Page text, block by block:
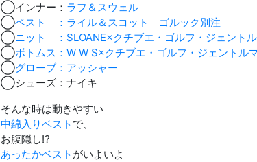
◯インナー： ラフ＆スウェル
◯ベスト ：ライル＆スコット ゴルック別注
◯ニット ：SLOANE×クチブエ・ゴルフ・ジェント
◯ボトムス：W W S×クチブエ・ゴルフ・ジェントル
◯グローブ：アッシャー
◯シューズ：ナイキ
そんな時は動きやすい
中綿入りベスト で、
お腹隠し⁉︎
あったかベスト がいよいよ